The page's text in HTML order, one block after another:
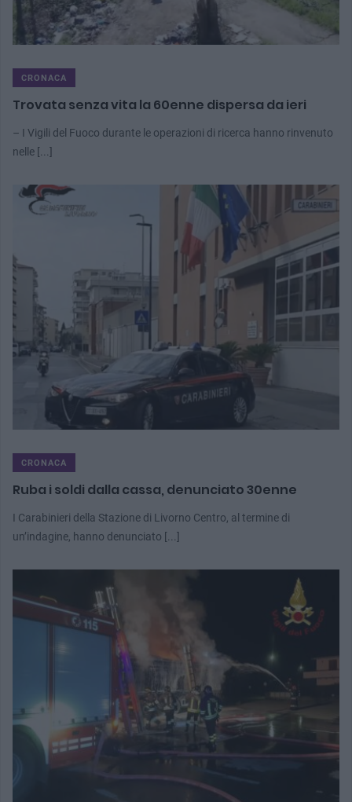
CRONACA
Trovata senza vita la 60enne dispersa da ieri
– I Vigili del Fuoco durante le operazioni di ricerca hanno rinvenuto
nelle [...]
CRONACA
Ruba i soldi dalla cassa, denunciato 30enne
I Carabinieri della Stazione di Livorno Centro, al termine di
un’indagine, hanno denunciato [...]